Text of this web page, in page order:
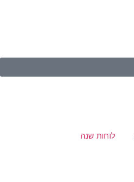
לוחות שנה